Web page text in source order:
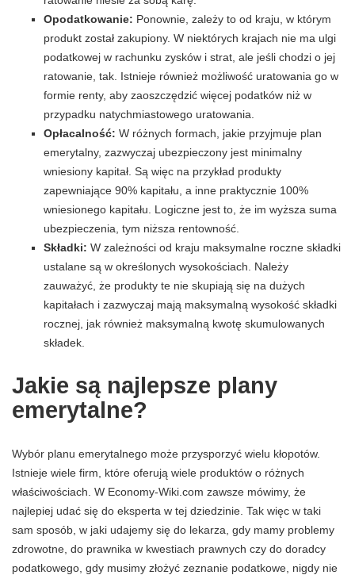
Opodatkowanie: Ponownie, zależy to od kraju, w którym
produkt został zakupiony. W niektórych krajach nie ma ulgi
podatkowej w rachunku zysków i strat, ale jeśli chodzi o jej
ratowanie, tak. Istnieje również możliwość uratowania go w
formie renty, aby zaoszczędzić więcej podatków niż w
przypadku natychmiastowego uratowania.
Opłacalność: W różnych formach, jakie przyjmuje plan
emerytalny, zazwyczaj ubezpieczony jest minimalny
wniesiony kapitał. Są więc na przykład produkty
zapewniające 90% kapitału, a inne praktycznie 100%
wniesionego kapitału. Logiczne jest to, że im wyższa suma
ubezpieczenia, tym niższa rentowność.
Składki: W zależności od kraju maksymalne roczne składki
ustalane są w określonych wysokościach. Należy
zauważyć, że produkty te nie skupiają się na dużych
kapitałach i zazwyczaj mają maksymalną wysokość składki
rocznej, jak również maksymalną kwotę skumulowanych
składek.
Jakie są najlepsze plany
emerytalne?
Wybór planu emerytalnego może przysporzyć wielu kłopotów.
Istnieje wiele firm, które oferują wiele produktów o różnych
właściwościach. W Economy-Wiki.com zawsze mówimy, że
najlepiej udać się do eksperta w tej dziedzinie. Tak więc w taki
sam sposób, w jaki udajemy się do lekarza, gdy mamy problemy
zdrowotne, do prawnika w kwestiach prawnych czy do doradcy
podatkowego, gdy musimy złożyć zeznanie podatkowe, nigdy nie